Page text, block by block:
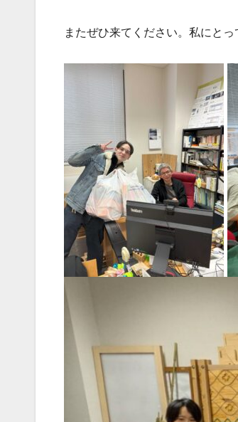
またぜひ来てください。私にと